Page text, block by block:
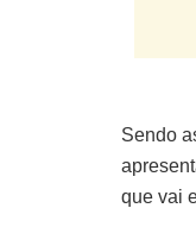
Sendo
que vai